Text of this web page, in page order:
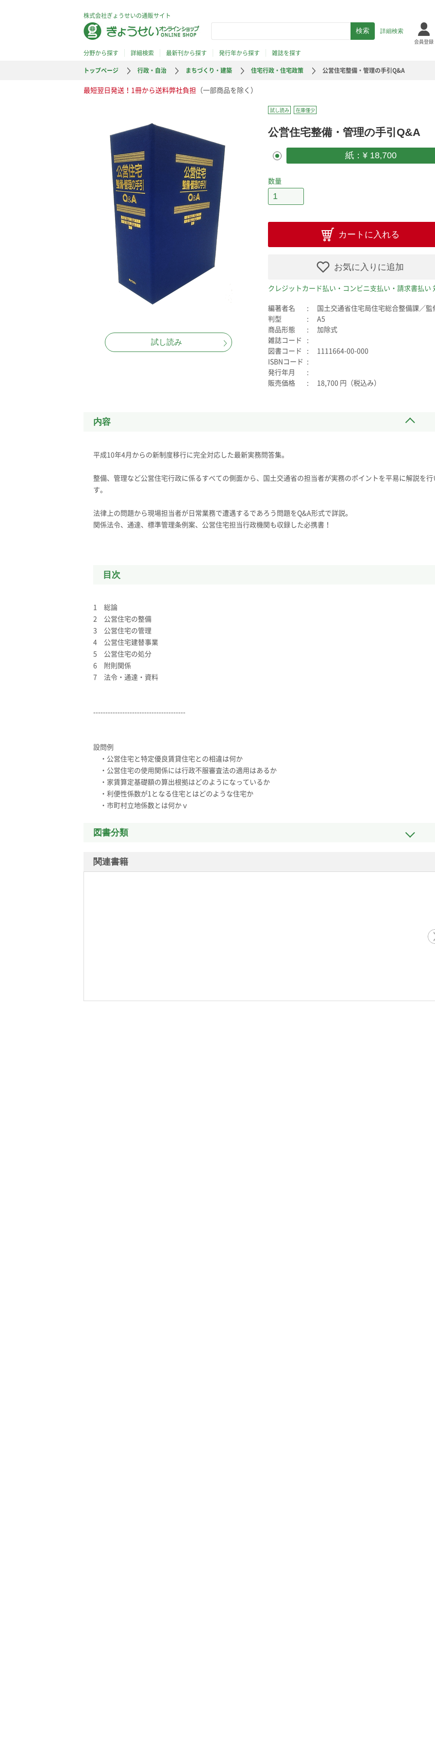
株式会社ぎょうせいの通販サイト
詳細検索
会員登録
分野から探す 詳細検索 最新刊から探す 発行年から探す
雑誌を探す
トップページ
行政・自治 まちづくり・建築 住宅行政・住宅政策 公営住宅整備・管理の手引Q&A
最短翌日発送！1冊から送料弊社負担 （一部商品を除く）
試し読み
試し読み 在庫僅少
公営住宅整備・管理の手引Q&A
紙：¥ 18,700
数量
カートに入れる
お気に入りに追加
クレジットカード払い・コンビニ支払い・請求書払い
編著者名
国土交通省住宅局住宅総合整備課／監
判型
A5
商品形態
加除式
雑誌コード
図書コード
1111664-00-000
ISBNコード
発行年月
販売価格
18,700 円（税込み）
内容
平成10年4月からの新制度移行に完全対応した最新実務問答集。
整備、管理など公営住宅行政に係るすべての側面から、国土交通省の担当者が実務のポイントを平易に解説を行
す。
法律上の問題から現場担当者が日常業務で遭遇するであろう問題をQ&A形式で詳説。
関係法令、通達、標準管理条例案、公営住宅担当行政機関も収録した必携書！
目次
1 総論
2 公営住宅の整備
3 公営住宅の管理
4 公営住宅建替事業
5 公営住宅の処分
6 附則関係
7 法令・通達・資料
--------------------------------------
設問例
・公営住宅と特定優良賃貸住宅との相違は何か
・公営住宅の使用関係には行政不服審査法の適用はあるか
・家賃算定基礎額の算出根拠はどのようになっているか
・利便性係数が1となる住宅とはどのような住宅か
・市町村立地係数とは何かｖ
図書分類
関連書籍